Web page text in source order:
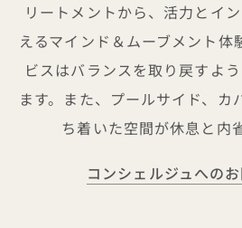
リートメントから、活力とイ
えるマインド＆ムーブメント体
ビスはバランスを取り戻すよ
ます。また、プールサイド、カ
ち着いた空間が休息と内
コンシェルジュへの